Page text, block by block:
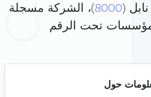
(
8000)، الشركة مسجلة
تحت الرقم
حول